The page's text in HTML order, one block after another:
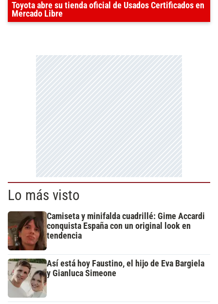
Toyota abre su tienda oficial de Usados Certificados en
Mercado Libre
Lo más visto
Camiseta y minifalda cuadrillé: Gime Accardi
conquista España con un original look en
tendencia
Así está hoy Faustino, el hijo de Eva Bargiela
y Gianluca Simeone